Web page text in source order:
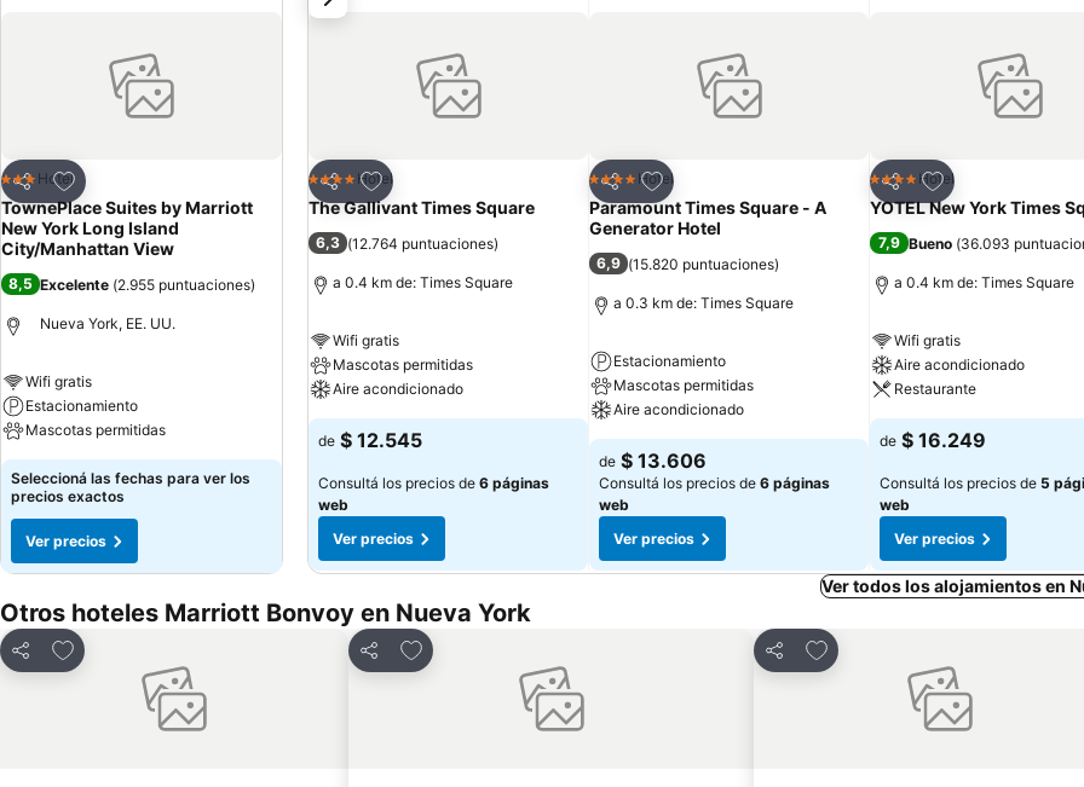
Compartir
Añadir a favoritos
3 Estrellas
Hotel
TownePlace Suites by Marriott
New York Long Island
City/Manhattan View
8,5 Excelente (2.955 puntuaciones)
Nueva York, EE. UU.
Wifi gratis
Estacionamiento
Mascotas permitidas
Seleccioná las fechas para ver los
precios exactos
Ver precios
Compartir
Añadir a favoritos
4 EstrellasHotel
The Gallivant Times Square
6,3 (12.764 puntuaciones)
a 0.4 km de: Times Square
Wifi gratis
Mascotas permitidas
Aire acondicionado
de $ 12.545
Consultá los precios de 6 páginas
web
Ver precios
Compartir
Añadir a favoritos
4 EstrellasHotel
Paramount Times Square - A
Generator Hotel
6,9 (15.820 puntuaciones)
a 0.3 km de: Times Square
Estacionamiento
Mascotas permitidas
Aire acondicionado
de $ 13.606
Consultá los precios de 6 páginas
web
Ver precios
Compartir
Añadir a favoritos
4 EstrellasHotel
YOTEL New York Times
7,9 Bueno (36.093
a 0.4 km de: Times Square
Wifi gratis
Aire acondicionado
Restaurante
de $ 16.249
Consultá los precios de 5
web
Ver precios
Ver todos los alojamientos en
Otros hoteles Marriott Bonvoy en Nueva York
Compartir
Añadir a favoritos
Compartir
Añadir a favoritos
Compartir
Añadir a favoritos